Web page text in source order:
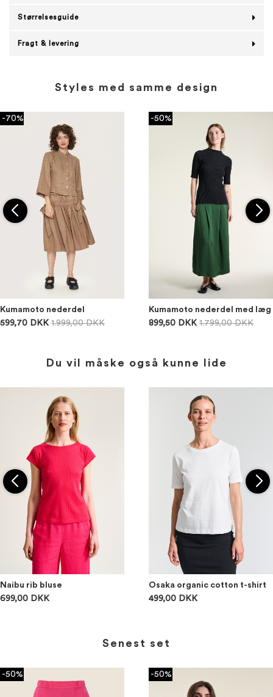
Størrelsesguide
Fragt & levering
Styles med samme design
-70%
Kumamoto nederdel
599,70 DKK 1.999,00 DKK
-50%
Kumamoto nederdel med læg
899,50 DKK 1.799,00 DKK
Du vil måske også kunne lide
Naibu rib bluse
699,00 DKK
Osaka organic cotton t-shirt
499,00 DKK
Senest set
-50% -50%